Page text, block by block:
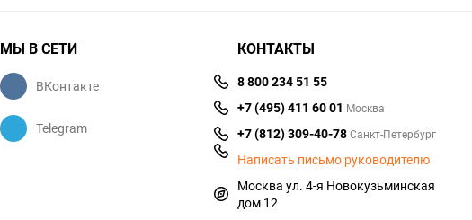
МЫ В СЕТИ
ВКонтакте
Telegram
КОНТАКТЫ
8 800 234 51 55
+7 (495) 411 60 01 Москва
+7 (812) 309-40-78Санкт-Петербург
Написать письмо руководителю
Москва ул. 4-я Новокузьминская
дом 12